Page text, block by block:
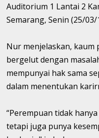
Auditorium 1 Lantai 2
Semarang, Senin (25/03/
Nur menjelaskan, kaum
bergelut dengan
mempunyai hak sama
dalam menentukan
“Perempuan tidak
tetapi juga punya